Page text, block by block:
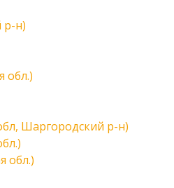
р-н)
обл.)
Шаргородский р-н)
обл.)